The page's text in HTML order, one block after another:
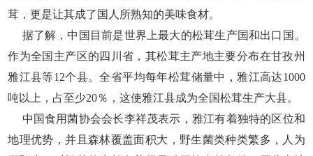
茸，更是让其成了国人所熟知的美味食材。
据了解，中国目前是世界上最大的松茸生产国和出口国。
作为全国主产区的四川省，其松茸主产地主要分布在甘孜州
雅江县等12个县。全省平均每年松茸储量中，雅江高达1000
吨以上，占至少20％，这使雅江县成为全国松茸生产大县。
中国食用菌协会会长李祥茂表示，雅江有着独特的区位和
地理优势，并且森林覆盖面积大，野生菌类种类繁多，人为